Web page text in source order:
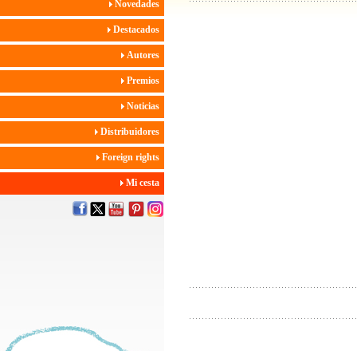
Novedades
Destacados
Autores
Premios
Noticias
Distribuidores
Foreign rights
Mi cesta